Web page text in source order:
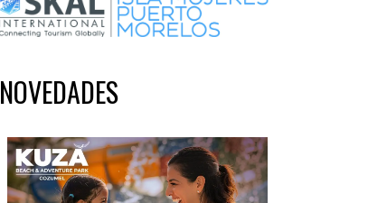
NOVEDADES